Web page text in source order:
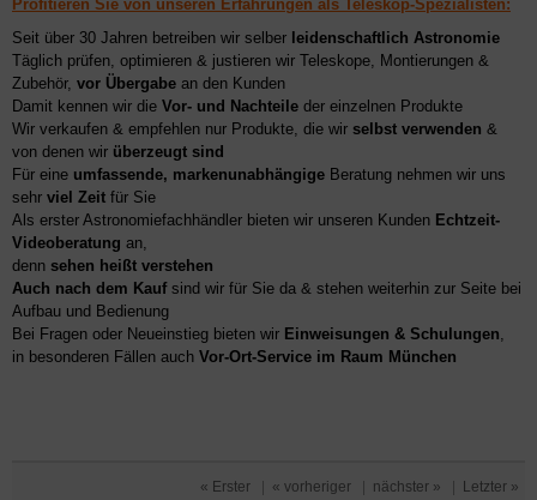
Profitieren Sie von unseren Erfahrungen als Teleskop-Spezialisten:
Seit über 30 Jahren betreiben wir selber leidenschaftlich Astronomie
Täglich prüfen, optimieren & justieren wir Teleskope, Montierungen &
Zubehör, vor Übergabe an den Kunden
Damit kennen wir die Vor- und Nachteile der einzelnen Produkte
Wir verkaufen & empfehlen nur Produkte, die wir selbst verwenden &
von denen wir überzeugt sind
Für eine umfassende, markenunabhängige Beratung nehmen wir uns
sehr viel Zeit für Sie
Als erster Astronomiefachhändler bieten wir unseren Kunden Echtzeit-
Videoberatung an,
denn sehen heißt verstehen
Auch nach dem Kaufsind wir für Sie da & stehen weiterhin zur Seite bei
Aufbau und Bedienung
Bei Fragen oder Neueinstieg bieten wir Einweisungen & Schulungen,
in besonderen Fällen auch Vor-Ort-Service im Raum München
« Erster « vorheriger nächster » Letzter »